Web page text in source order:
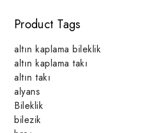
Product Tags
altın kaplama bileklik
altın kaplama takı
altın takı
alyans
Bileklik
bilezik